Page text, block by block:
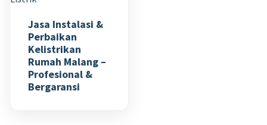
Jasa Instalasi &
Perbaikan
Kelistrikan
Rumah Malang –
Profesional &
Bergaransi